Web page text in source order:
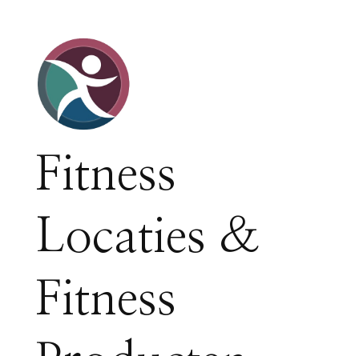
Fitness
Locaties &
Fitness